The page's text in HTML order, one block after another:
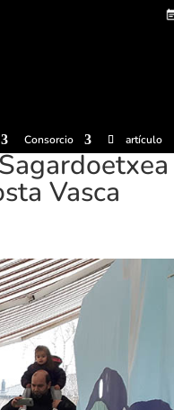
Consorcio artículo
Vasca